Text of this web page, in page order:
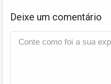
Deixe um comentário